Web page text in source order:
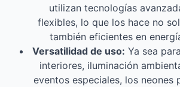
utilizan tecnologías
flexibles, lo que los hace no
también eficientes en
Versatilidad de uso: Ya sea
interiores, iluminación
eventos especiales, los neones